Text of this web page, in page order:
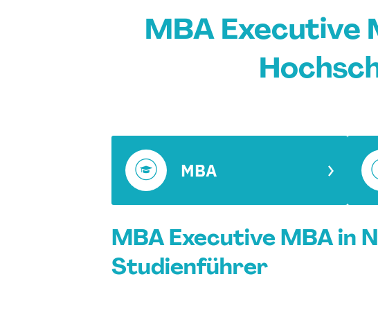
MBA Executive
MBA
MBA Executive MBA in
Studienführer